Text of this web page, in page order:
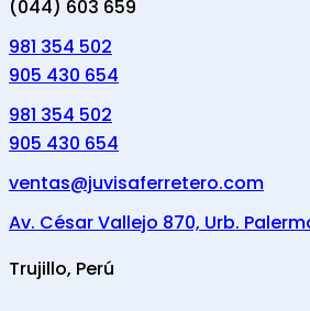
(044) 603 659
981 354 502
905 430 654
981 354 502
905 430 654
ventas@juvisaferretero.com
Av. César Vallejo 870, Urb.
Trujillo, Perú